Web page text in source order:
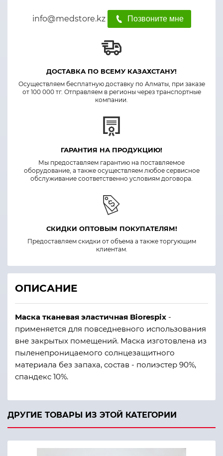
info@medstore.kz Позвоните мне
ДОСТАВКА ПО ВСЕМУ КАЗАХСТАНУ!
Осуществляем бесплатную доставку по Алматы, при заказе
от 100 000 тг. Отправляем в регионы через транспортные
компании.
ГАРАНТИЯ НА ПРОДУКЦИЮ!
Мы предоставляем гарантию на поставляемое
оборудование, а также осуществляем любое сервисное
обслуживание соответственно условиям договора.
СКИДКИ ОПТОВЫМ ПОКУПАТЕЛЯМ!
Предоставляем скидки от объема а также торгующим
клиентам.
ОПИСАНИЕ
Маска тканевая эластичная Biorespix -
применяется для повседневного использования
вне закрытых помещений. Маска изготовлена из
пыленепроницаемого солнцезащитного
материала без запаха, состав - полиэстер 90%,
спандекс 10%.
ДРУГИЕ ТОВАРЫ ИЗ ЭТОЙ КАТЕГОРИИ